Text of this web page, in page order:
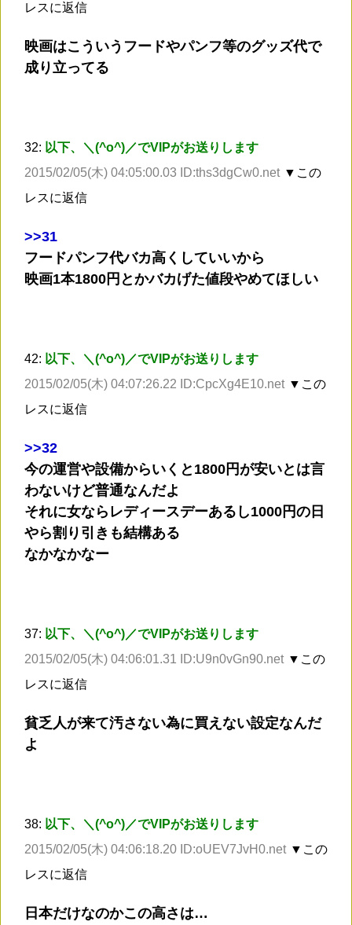
レスに返信
映画はこういうフードやパンフ等のグッズ代で
成り立ってる
32: 以下、＼(^o^)／でVIPがお送りします
2015/02/05(木) 04:05:00.03 ID:ths3dgCw0.net ▼この
レスに返信
>>31
フードパンフ代バカ高くしていいから
映画1本1800円とかバカげた値段やめてほしい
42: 以下、＼(^o^)／でVIPがお送りします
2015/02/05(木) 04:07:26.22 ID:CpcXg4E10.net ▼この
レスに返信
>>32
今の運営や設備からいくと1800円が安いとは言
わないけど普通なんだよ
それに女ならレディースデーあるし1000円の日
やら割り引きも結構ある
なかなかなー
37: 以下、＼(^o^)／でVIPがお送りします
2015/02/05(木) 04:06:01.31 ID:U9n0vGn90.net ▼この
レスに返信
貧乏人が来て汚さない為に買えない設定なんだ
よ
38: 以下、＼(^o^)／でVIPがお送りします
2015/02/05(木) 04:06:18.20 ID:oUEV7JvH0.net ▼この
レスに返信
日本だけなのかこの高さは…